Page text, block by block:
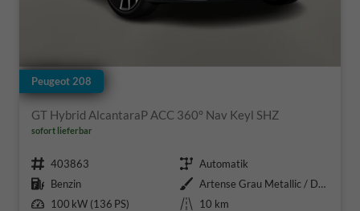
Peugeot 208
GT Hybrid AlcantaraP ACC 360° Nav Keyl SHZ
sofort lieferbar
Fahrzeugnr. 403863 Getriebe Automatik
Kraftstoff Benzin Außenfarbe
Artense Grau Metallic / Dach in
Leistung 100 kW (136 PS) Kilometerstand
10 km